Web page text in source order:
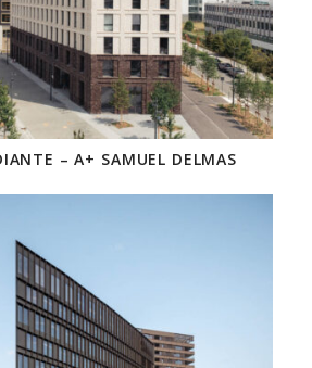
– A+ SAMUEL DELMAS